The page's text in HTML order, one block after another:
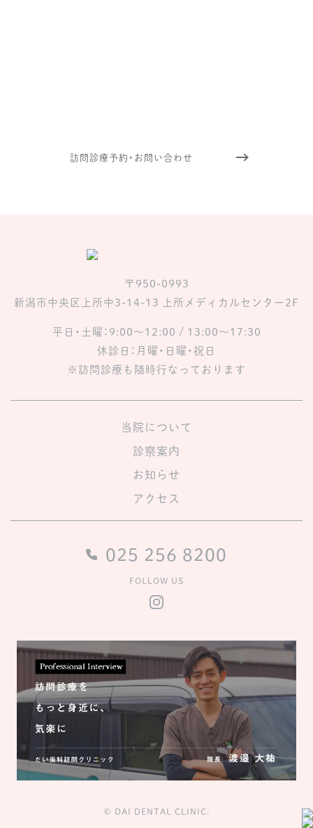
訪問診療予約・お問い合わせ
〒950-0993
新潟市中央区上所中3-14-13 上所メディカルセンター2F
平日・土曜：9:00〜12:00 / 13:00〜17:30
休診日：月曜・日曜・祝日
※訪問診療も随時行なっております
当院について
診察案内
お知らせ
アクセス
025 256 8200
FOLLOW US
© DAI DENTAL CLINIC.